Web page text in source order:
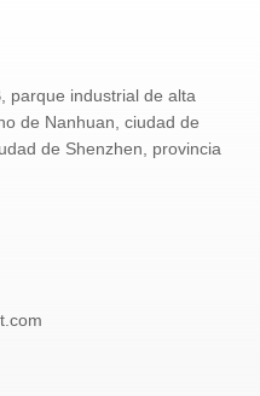
parque industrial de alta
de Nanhuan, ciudad de
de Shenzhen, provincia